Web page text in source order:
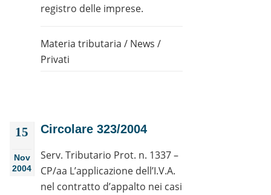
registro delle imprese.
Materia tributaria / News /
Privati
15
Nov
2004
Circolare 323/2004
Serv. Tributario Prot. n. 1337 –
CP/aa L’applicazione dell’I.V.A.
nel contratto d’appalto nei casi